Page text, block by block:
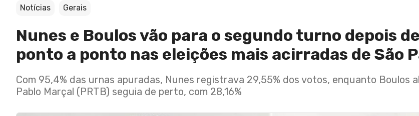
Notícias Gerais
Nunes e Boulos vão para o segundo turno depois
ponto a ponto nas eleições mais acirradas de São
Com 95,4% das urnas apuradas, Nunes registrava 29,55% dos votos, enquanto Boulos
Pablo Marçal (PRTB) seguia de perto, com 28,16%